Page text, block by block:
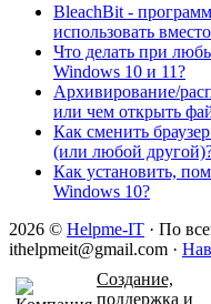
BleachBit -
использовать
Что делать при
Windows 10 и 11?
Архивирование/
или чем открыть
Как сменить
(или любой
Как установить,
Windows 10?
2026 © Helpme-IT · По
ithelpmeit@gmail.com ·
Создание,
поддержка и